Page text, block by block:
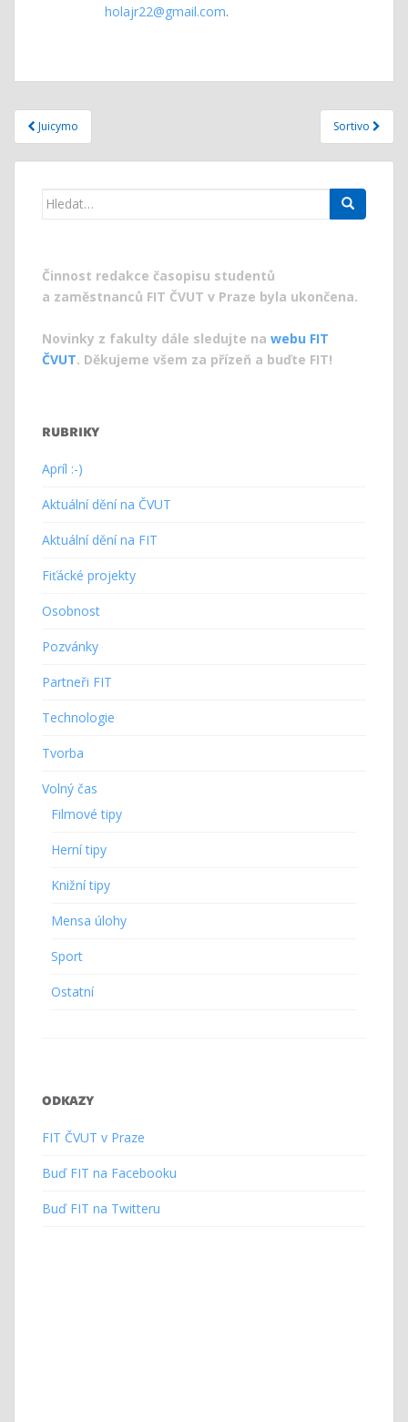
holajr22@gmail.com.
Navigace
pro
příspěvek
Juicymo Sortivo
Search
Činnost redakce časopisu studentů
a zaměstnanců FIT ČVUT v Praze byla ukončena.
Novinky z fakulty dále sledujte na webu FIT
ČVUT. Děkujeme všem za přízeň a buďte FIT!
RUBRIKY
Apríl :-)
Aktuální dění na ČVUT
Aktuální dění na FIT
Fiťácké projekty
Osobnost
Pozvánky
Partneři FIT
Technologie
Tvorba
Volný čas
Filmové tipy
Herní tipy
Knižní tipy
Mensa úlohy
Sport
Ostatní
ODKAZY
FIT ČVUT v Praze
Buď FIT na Facebooku
Buď FIT na Twitteru